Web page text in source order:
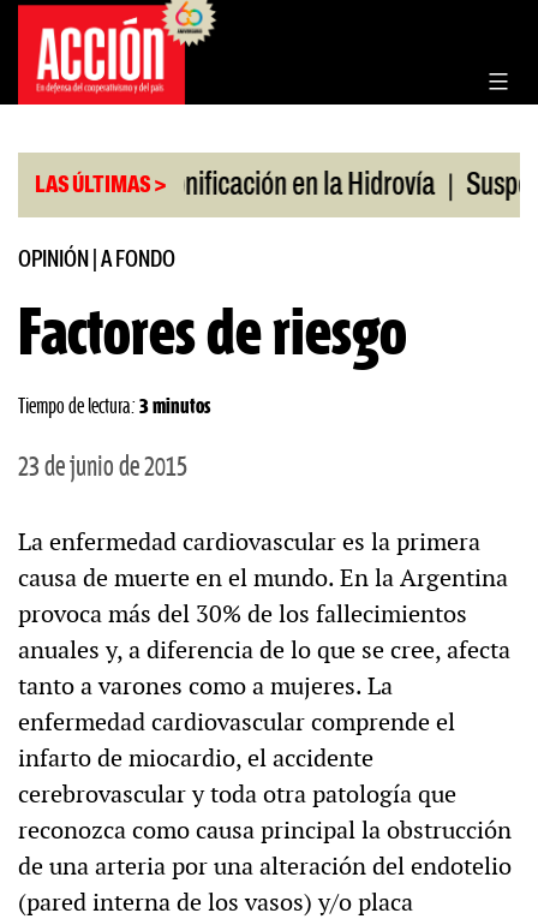
Saltar
contenido
LAS ÚLTIMAS >
julio | Bonificación en la Hidrovía | Suspenden
OPINIÓN A FONDO
Factores de riesgo
Tiempo de lectura: 3 minutos
23 de junio de 2015
La enfermedad cardiovascular es la primera
causa de muerte en el mundo. En la Argentina
provoca más del 30% de los fallecimientos
anuales y, a diferencia de lo que se cree, afecta
tanto a varones como a mujeres. La
enfermedad cardiovascular comprende el
infarto de miocardio, el accidente
cerebrovascular y toda otra patología que
reconozca como causa principal la obstrucción
de una arteria por una alteración del endotelio
(pared interna de los vasos) y/o placa